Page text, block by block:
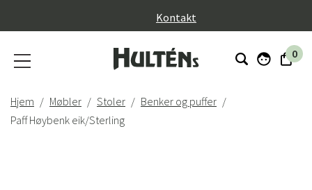
Kontakt
0
Hjem Møbler Stoler
Benker og puffer
Paff Høybenk eik/Sterling